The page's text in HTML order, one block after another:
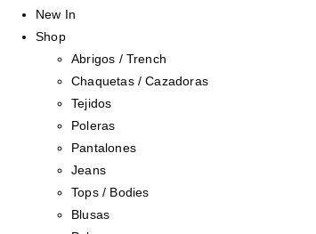
New In
Shop
Abrigos / Trench
Chaquetas / Cazadoras
Tejidos
Poleras
Pantalones
Jeans
Tops / Bodies
Blusas